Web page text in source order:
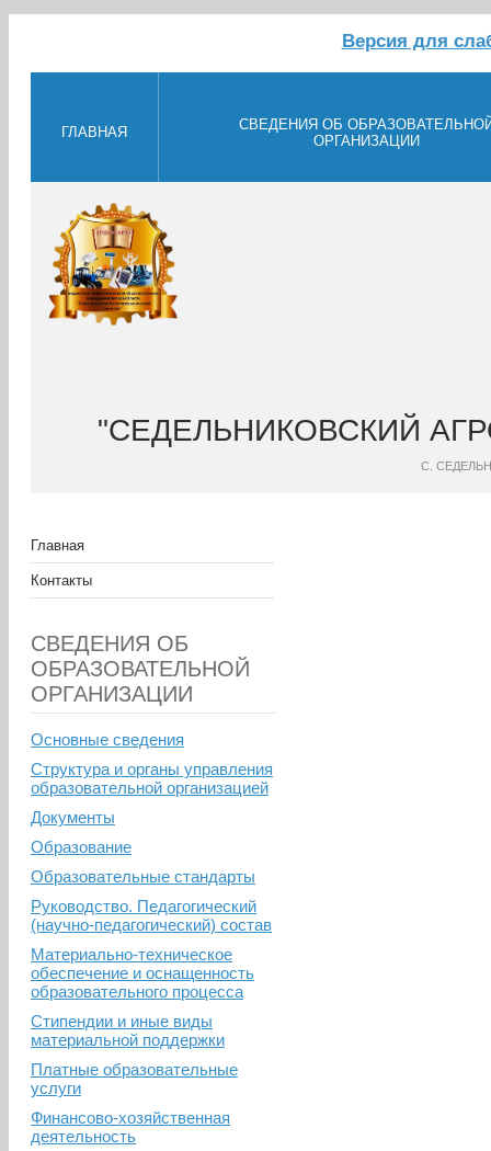
Версия для
ГЛАВНАЯ
СВЕДЕНИЯ ОБ
ОРГАНИЗАЦИИ
"СЕДЕЛЬНИКОВСКИЙ
С.
Главная
Контакты
СВЕДЕНИЯ ОБ
ОБРАЗОВАТЕЛЬНОЙ
ОРГАНИЗАЦИИ
Основные сведения
Структура и органы управления
образовательной организацией
Документы
Образование
Образовательные стандарты
Руководство. Педагогический
(научно-педагогический) состав
Материально-техническое
обеспечение и оснащенность
образовательного процесса
Стипендии и иные виды
материальной поддержки
Платные образовательные
услуги
Финансово-хозяйственная
деятельность